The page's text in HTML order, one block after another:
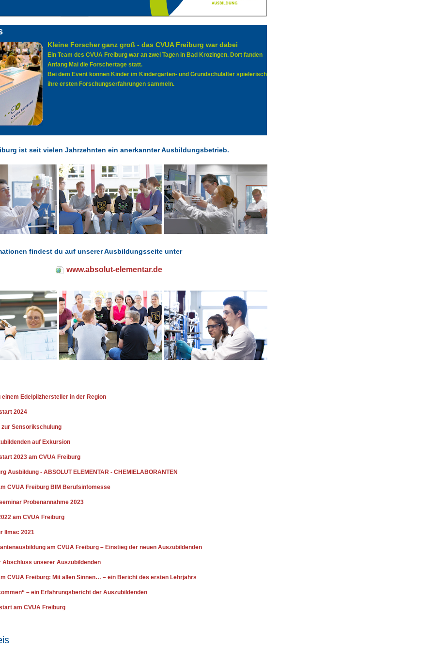
Kleine Forscher ganz groß - das CVUA Freiburg war dabei
Ein Team des CVUA Freiburg war an zwei Tagen in Bad Krozingen. Dort fanden
Anfang Mai die Forschertage statt.
Bei dem Event können Kinder im Kindergarten- und Grundschulalter spielerisch
ihre ersten Forschungserfahrungen sammeln.
ist seit vielen Jahrzehnten ein anerkannter Ausbildungsbetrieb.
findest du auf unserer Ausbildungsseite unter
www.absolut-elementar.de
einem Edelpilzhersteller in der Region
2024
zur Sensorikschulung
auf Exkursion
2023 am CVUA Freiburg
Ausbildung - ABSOLUT ELEMENTAR - CHEMIELABORANTEN
CVUA Freiburg BIM Berufsinfomesse
Probenannahme 2023
am CVUA Freiburg
Ilmac 2021
am CVUA Freiburg – Einstieg der neuen Auszubildenden
Abschluss unserer Auszubildenden
CVUA Freiburg: Mit allen Sinnen… – ein Bericht des ersten Lehrjahrs
– ein Erfahrungsbericht der Auszubildenden
am CVUA Freiburg